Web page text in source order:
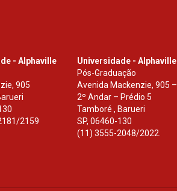
- Alphaville
905
2159
Universidade - Alphaville
Pós-Graduação
Avenida Mackenzie, 905 –
2º Andar – Prédio 5
Tamboré , Barueri
SP, 06460-130
(11) 3555-2048/2022.